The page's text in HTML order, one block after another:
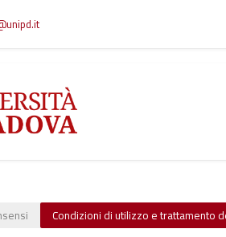
Condizioni di utilizzo e trattamento